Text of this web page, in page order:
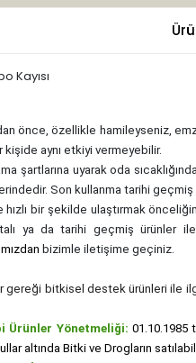
Kayısı
önce, özellikle hamileyseniz,
kişide aynı etkiyi vermeyebilir.
şartlarına uyarak oda
Son kullanma tarihi geçmiş
bir şekilde ulaştırmak
ya da tarihi geçmiş ürünler
bizimle iletişime geçiniz.
bitkisel destek ürünleri ile
Ürünler Yönetmeliği: 01.10.1985
altında Bitki ve Drogların